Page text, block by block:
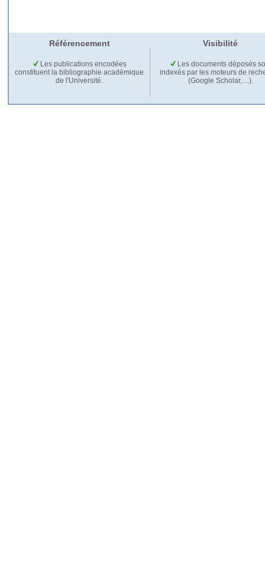
Référencement Visibilité
Les publications encodées
constituent la bibliographie académique
de l'Université.
Les documents déposés
indexés par les moteurs de
(Google Scholar,…).